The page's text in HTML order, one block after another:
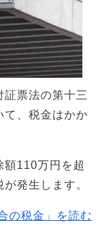
証票法の第十三
て、税金はかか
額110万円を超
発生します。
の税金」を読む